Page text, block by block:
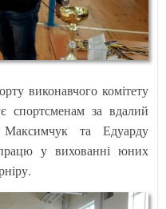
виконавчого комітету
спортсменам за вдалий
та Едуарду
у вихованні юних